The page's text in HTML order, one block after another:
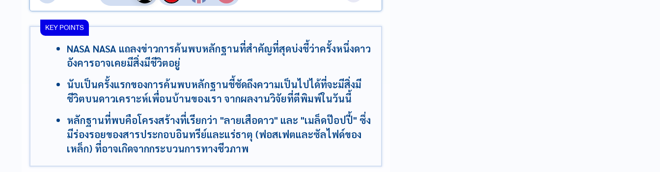
KEY POINTS
NASA NASA แถลงข่าวการค้นพบหลักฐานที่สำคัญที่สุดบ่งชี้ว่าครั้งหนึ่งดาว
อังคารอาจเคยมีสิ่งมีชีวิตอยู่
นับเป็นครั้งแรกของการค้นพบหลักฐานชี้ชัดถึงความเป็นไปได้ที่จะมีสิ่งมี
ชีวิตบนดาวเคราะห์เพื่อนบ้านของเรา จากผลงานวิจัยที่ตีพิมพ์ในวันนี้
หลักฐานที่พบคือโครงสร้างที่เรียกว่า "ลายเสือดาว" และ "เมล็ดป๊อปปี้" ซึ่ง
มีร่องรอยของสารประกอบอินทรีย์และแร่ธาตุ (ฟอสเฟตและซัลไฟด์ของ
เหล็ก) ที่อาจเกิดจากกระบวนการทางชีวภาพ